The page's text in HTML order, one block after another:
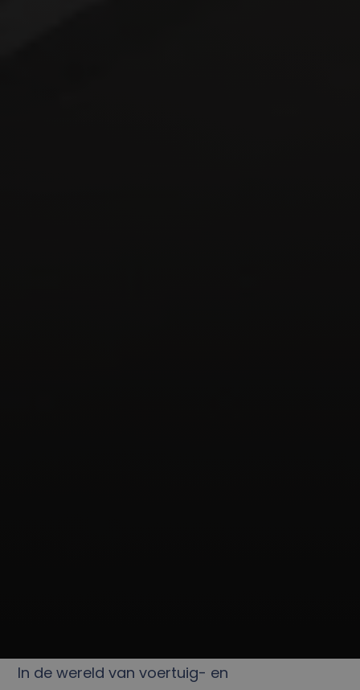
In de wereld van voertuig- en